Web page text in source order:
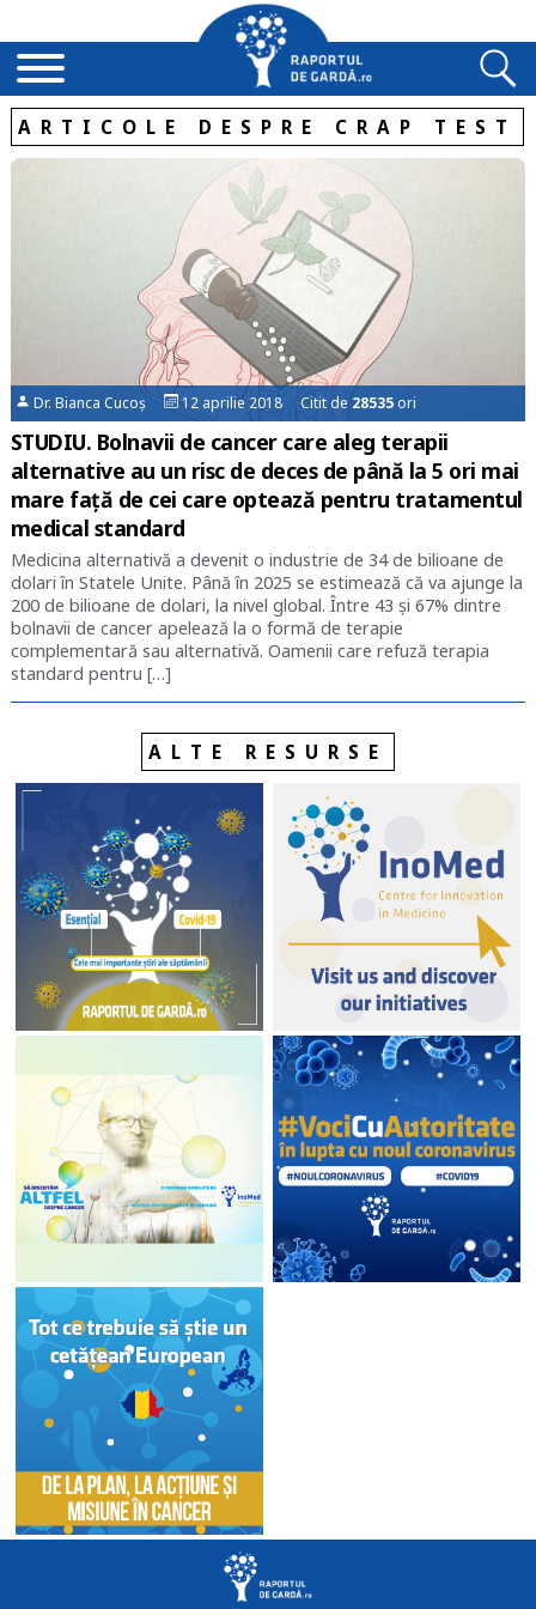
ARTICOLE DESPRE CRAP TEST
Dr. Bianca Cucoș 12 aprilie 2018 Citit de 28535ori
STUDIU. Bolnavii de cancer care aleg terapii
alternative au un risc de deces de până la 5 ori mai
mare față de cei care optează pentru tratamentul
medical standard
Medicina alternativă a devenit o industrie de 34 de bilioane de
dolari în Statele Unite. Până în 2025 se estimează că va ajunge la
200 de bilioane de dolari, la nivel global. Între 43 și 67% dintre
bolnavii de cancer apelează la o formă de terapie
complementară sau alternativă. Oamenii care refuză terapia
standard pentru […]
ALTE RESURSE